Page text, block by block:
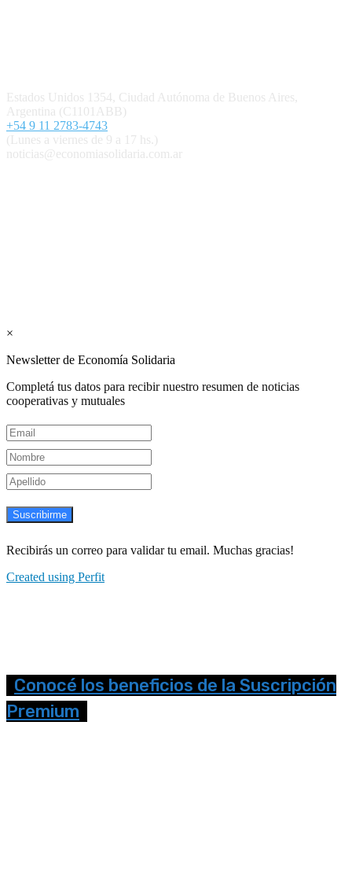
Estados Unidos 1354, Ciudad Autónoma de Buenos Aires,
Argentina (C1101ABB)
+54 9 11 2783-4743
(Lunes a viernes de 9 a 17 hs.)
noticias@economiasolidaria.com.ar
×
Newsletter de Economía Solidaria
Completá tus datos para recibir nuestro resumen de noticias
cooperativas y mutuales
Suscribirme
Recibirás un correo para validar tu email. Muchas gracias!
Created using Perfit
Conocé los beneficios de la Suscripción
Premium